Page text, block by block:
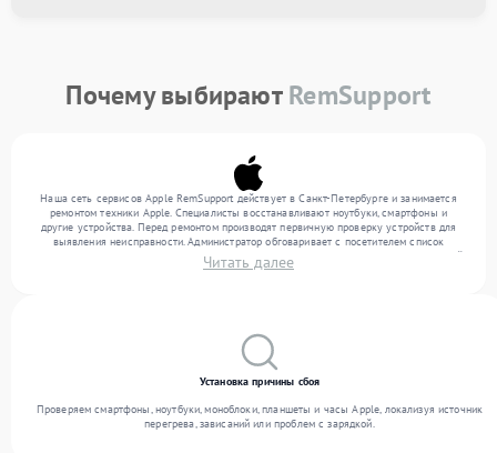
Почему выбираютRemSupport
Наша сеть сервисов Apple RemSupport действует в Санкт-Петербурге и занимается
ремонтом техники Apple. Специалисты восстанавливают ноутбуки, смартфоны и
другие устройства. Перед ремонтом производят первичную проверку устройств для
выявления неисправности. Администратор обговаривает с посетителем список
нужных услуг и цену. Только потом техники осуществляют восстановление с заменой
запчастей по необходимости. По окончании работ их качество подтверждается
Читать далее
Установка причины сбоя
Проверяем смартфоны, ноутбуки, моноблоки, планшеты и часы Apple, локализуя источник
перегрева, зависаний или проблем с зарядкой.